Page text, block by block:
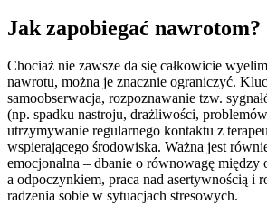
Jak zapobiegać nawrotom?
Chociaż nie zawsze da się całkowicie
nawrotu, można je znacznie ograniczyć.
samoobserwacja, rozpoznawanie tzw.
(np. spadku nastroju, drażliwości,
utrzymywanie regularnego kontaktu z
wspierającego środowiska. Ważna jest
emocjonalna – dbanie o równowagę między
a odpoczynkiem, praca nad asertywnością i
radzenia sobie w sytuacjach stresowych.